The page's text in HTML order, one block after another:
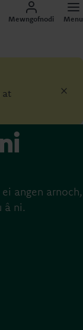
Mewngofnodi Menu
at
angen arnoch,
â ni.